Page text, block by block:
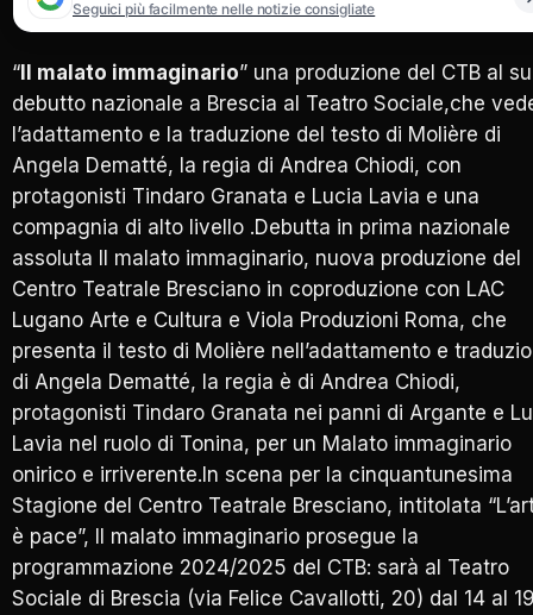
Seguici più facilmente nelle notizie consigliate
“ Il malato immaginario” una produzione del CTB al
debutto nazionale a Brescia al Teatro Sociale,che
l’adattamento e la traduzione del testo di Molière di
Angela Dematté, la regia di Andrea Chiodi, con
protagonisti Tindaro Granata e Lucia Lavia e una
compagnia di alto livello .Debutta in prima nazionale
assoluta Il malato immaginario, nuova produzione del
Centro Teatrale Bresciano in coproduzione con LAC
Lugano Arte e Cultura e Viola Produzioni Roma, che
presenta il testo di Molière nell’adattamento e
di Angela Dematté, la regia è di Andrea Chiodi,
protagonisti Tindaro Granata nei panni di Argante e
Lavia nel ruolo di Tonina, per un Malato immaginario
onirico e irriverente.In scena per la cinquantunesima
Stagione del Centro Teatrale Bresciano, intitolata
è pace”, Il malato immaginario prosegue la
programmazione 2024/2025 del CTB: sarà al Teatro
Sociale di Brescia (via Felice Cavallotti, 20) dal 14 al